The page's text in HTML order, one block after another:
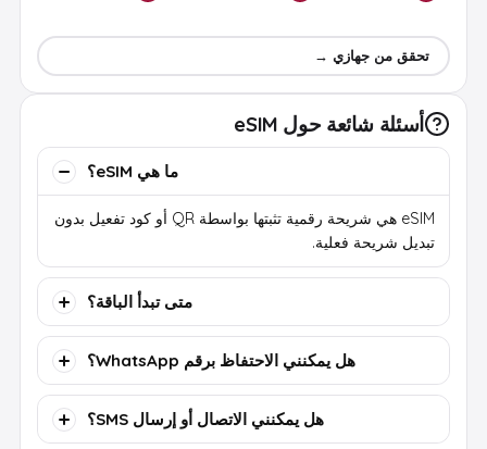
تحقق من جهازي →
أسئلة شائعة حول eSIM
ما هي eSIM؟
eSIM هي شريحة رقمية تثبتها بواسطة QR أو كود تفعيل بدون
تبديل شريحة فعلية.
متى تبدأ الباقة؟
هل يمكنني الاحتفاظ برقم WhatsApp؟
هل يمكنني الاتصال أو إرسال SMS؟